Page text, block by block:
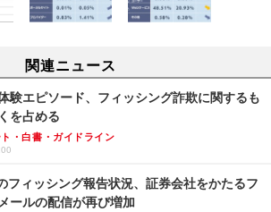
関連ニュース
験エピソード、フィッシング詐欺に関するも
を占める
・白書・ガイドライン
フィッシング報告状況、証券会社をかたるフ
ールの配信が再び増加